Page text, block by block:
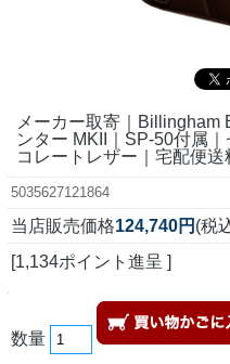
メーカー取寄｜Billingham
ンター MKII｜SP-50付属
コレートレザー｜宅配便
5035627121864
当店販売価格124,740円 (税
[1,134ポイント進呈 ]
数量